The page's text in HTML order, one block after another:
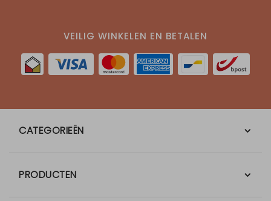
VEILIG WINKELEN EN BETALEN
CATEGORIEËN
PRODUCTEN